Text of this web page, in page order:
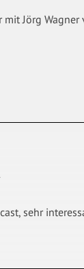
Jörg Wagner
sehr